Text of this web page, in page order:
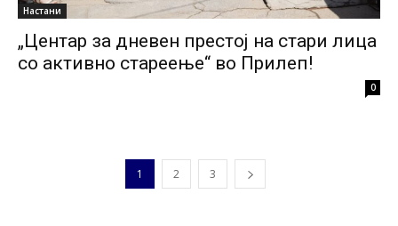
Настани
„Центар за дневен престој на стари лица
со активно стареење“ во Прилеп!
0
1 2 3